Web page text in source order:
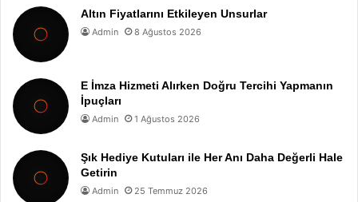
Altın Fiyatlarını Etkileyen Unsurlar
Admin 8 Ağustos 2026
E İmza Hizmeti Alırken Doğru Tercihi Yapmanın
İpuçları
Admin 1 Ağustos 2026
Şık Hediye Kutuları ile Her Anı Daha Değerli Hale
Getirin
Admin 25 Temmuz 2026